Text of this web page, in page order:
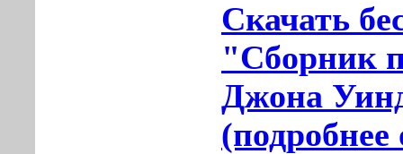
Скачать
"Сборник
Джона
(подробнее